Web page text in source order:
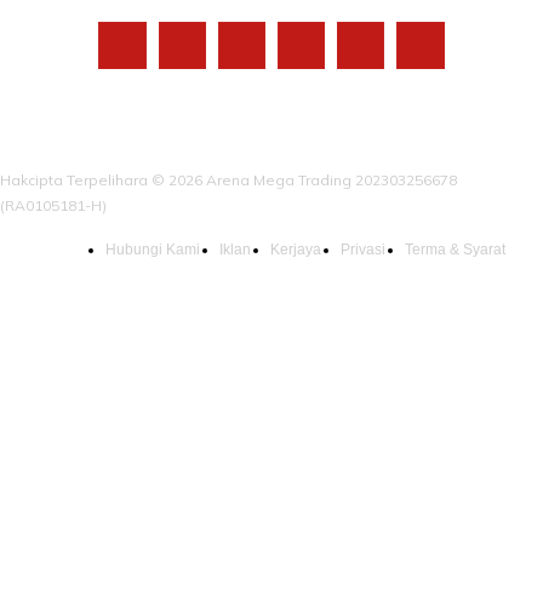
Hakcipta Terpelihara © 2026 Arena Mega Trading 202303256678
(RA0105181-H)
Hubungi Kami Iklan Kerjaya Privasi Terma & Syarat